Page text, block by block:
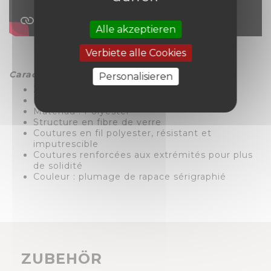
Caractéristiques :
Zone protégée : jusqu'à 2 hectares
Envergure : 130 cm - hauteur : 75 cm
Matériau : Polyester
Structure en fibre de verre
Coutures en fil polyester, résistant et
imputrescible
Coutures renforcées aux extrémités pour plus
de solidité
Couleur : plumage de rapace sérigraphié
ZUBEHÖR
Alle akzeptieren
Verbiete alle Cookies
Personalisieren